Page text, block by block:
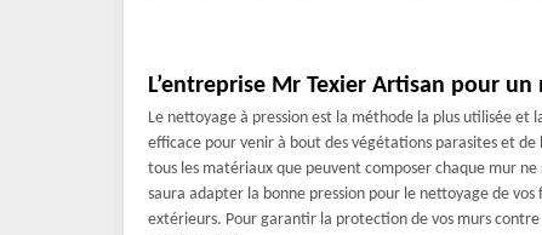
L’entreprise Mr Texier Artisan pour
Le nettoyage à pression est la méthode la plus utilisée et
efficace pour venir à bout des végétations parasites et
tous les matériaux que peuvent composer chaque mur
saura adapter la bonne pression pour le nettoyage de
extérieurs. Pour garantir la protection de vos murs contre